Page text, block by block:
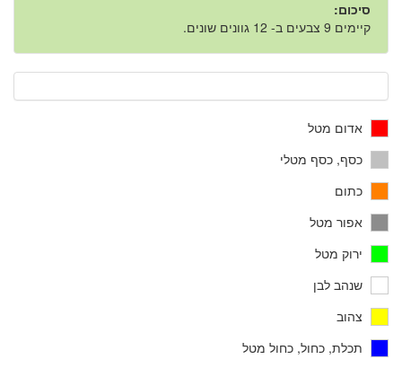
סיכום:
קיימים 9 צבעים ב- 12 גוונים שונים.
אדום מטל
כסף, כסף מטלי
כתום
אפור מטל
ירוק מטל
שנהב לבן
צהוב
תכלת, כחול, כחול מטל